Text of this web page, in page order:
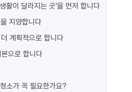
활이 달라지는 곳’을 먼저 합니다
지양합니다
계획적으로 합니다
으로 합니다
소가 꼭 필요한가요?